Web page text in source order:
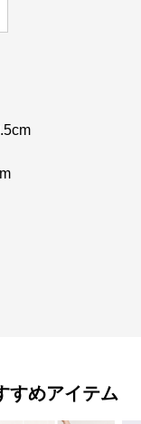
すめアイテム